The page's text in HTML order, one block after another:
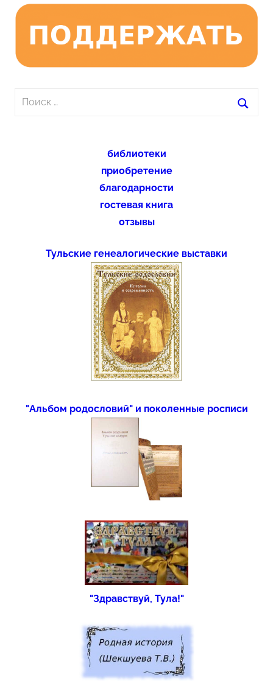
Поиск
библиотеки
приобретение
благодарности
гостевая книга
отзывы
Тульские генеалогические выставки
"Альбом родословий" и поколенные росписи
"Здравствуй, Тула!"